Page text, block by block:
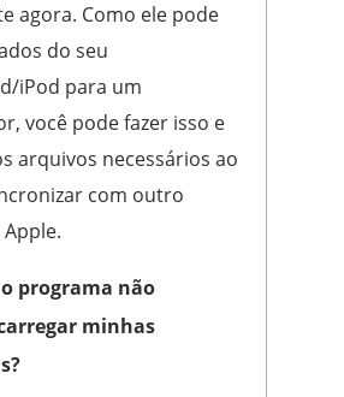
agora. Como ele pode
do seu
iPod para um
você pode fazer isso e
arquivos necessários ao
com outro
programa não
minhas